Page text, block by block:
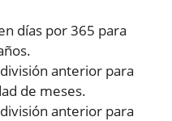
días por 365 para
anterior para
de meses.
anterior para